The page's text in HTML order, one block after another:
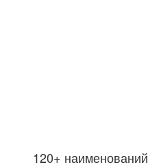
120+ наименований